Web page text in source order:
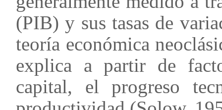
(PIB) y sus tasas de
teoría económica
explica a partir de
capital, el progreso